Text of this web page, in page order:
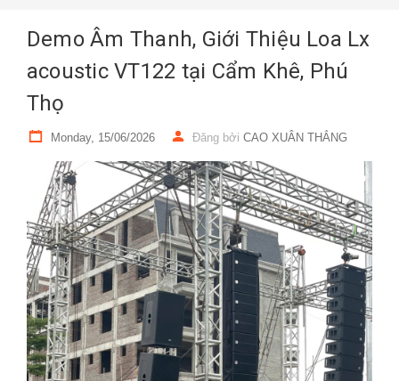
Demo Âm Thanh, Giới Thiệu Loa Lx
acoustic VT122 tại Cẩm Khê, Phú
Thọ
Monday, 15/06/2026 Đăng bởi CAO XUÂN THẮNG